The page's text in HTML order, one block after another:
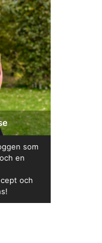
som
en
och